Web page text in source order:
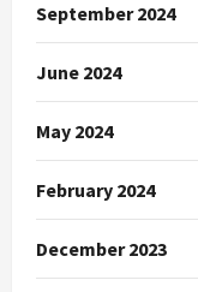
September 2024
June 2024
May 2024
February 2024
December 2023